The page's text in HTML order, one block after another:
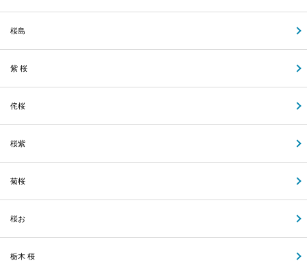
桜島
紫 桜
侘桜
桜紫
菊桜
桜お
栃木 桜